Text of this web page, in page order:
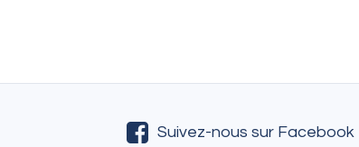
Suivez-nous sur Facebook